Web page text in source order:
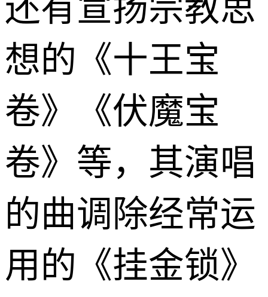
还有宣扬宗教思
想的《十王宝
卷》《伏魔宝
卷》等，其演唱
的曲调除经常运
用的《挂金锁》